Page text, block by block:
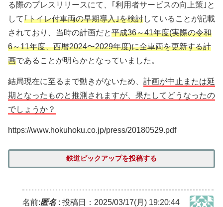
る際のプレスリリースにて、｢利用者サービスの向上策｣と
して｢トイレ付車両の早期導入｣を検討していることが記載
されており、当時の計画だと平成36～41年度(実際の令和
6～11年度、西暦2024〜2029年度)に全車両を更新する計
画であることが明らかとなっていました。
結局現在に至るまで動きがないため、 計画が中止または延
期となったものと推測されますが、果たしてどうなったの
でしょうか？
https://www.hokuhoku.co.jp/press/20180529.pdf
鉄道ピックアップを投稿する
名前:匿名: 投稿日：2025/03/17(月) 19:20:44